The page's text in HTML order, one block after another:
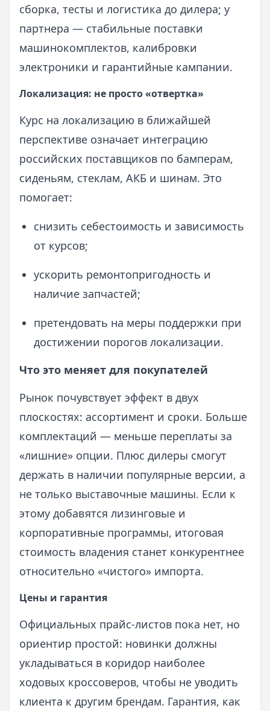
сборка, тесты и логистика до дилера; у
партнера — стабильные поставки
машинокомплектов, калибровки
электроники и гарантийные кампании.
Локализация: не просто «отвертка»
Курс на локализацию в ближайшей
перспективе означает интеграцию
российских поставщиков по бамперам,
сиденьям, стеклам, АКБ и шинам. Это
помогает:
снизить себестоимость и зависимость
от курсов;
ускорить ремонтопригодность и
наличие запчастей;
претендовать на меры поддержки при
достижении порогов локализации.
Что это меняет для покупателей
Рынок почувствует эффект в двух
плоскостях: ассортимент и сроки. Больше
комплектаций — меньше переплаты за
«лишние» опции. Плюс дилеры смогут
держать в наличии популярные версии, а
не только выставочные машины. Если к
этому добавятся лизинговые и
корпоративные программы, итоговая
стоимость владения станет конкурентнее
относительно «чистого» импорта.
Цены и гарантия
Официальных прайс‑листов пока нет, но
ориентир простой: новинки должны
укладываться в коридор наиболее
ходовых кроссоверов, чтобы не уводить
клиента к другим брендам. Гарантия, как